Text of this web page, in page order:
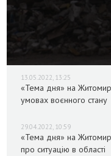
13.05.2022, 13:25
«Тема дня» на
умовах воєнного стану
29.04.2022, 10:59
«Тема дня» на
про ситуацію в області